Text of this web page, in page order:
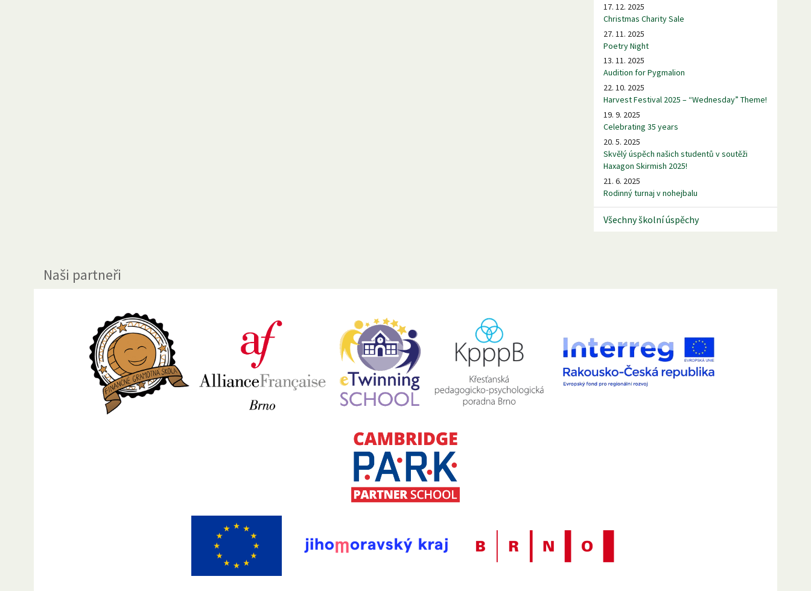
17. 12. 2025
Christmas Charity Sale
27. 11. 2025
Poetry Night
13. 11. 2025
Audition for Pygmalion
22. 10. 2025
Harvest Festival 2025 – “Wednesday” Theme!
19. 9. 2025
Celebrating 35 years
20. 5. 2025
Skvělý úspěch našich studentů v soutěži
Haxagon Skirmish 2025!
21. 6. 2025
Rodinný turnaj v nohejbalu
Všechny školní úspěchy
Naši partneři